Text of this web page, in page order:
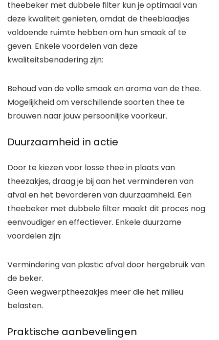
theebeker met dubbele filter kun je optimaal van
deze kwaliteit genieten, omdat de theeblaadjes
voldoende ruimte hebben om hun smaak af te
geven. Enkele voordelen van deze
kwaliteitsbenadering zijn:
Behoud van de volle smaak en aroma van de thee.
Mogelijkheid om verschillende soorten thee te
brouwen naar jouw persoonlijke voorkeur.
Duurzaamheid in actie
Door te kiezen voor losse thee in plaats van
theezakjes, draag je bij aan het verminderen van
afval en het bevorderen van duurzaamheid. Een
theebeker met dubbele filter maakt dit proces nog
eenvoudiger en effectiever. Enkele duurzame
voordelen zijn:
Vermindering van plastic afval door hergebruik van
de beker.
Geen wegwerptheezakjes meer die het milieu
belasten.
Praktische aanbevelingen